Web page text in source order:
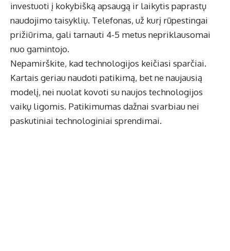
investuoti į kokybišką apsaugą ir laikytis paprastų
naudojimo taisyklių. Telefonas, už kurį rūpestingai
prižiūrima, gali tarnauti 4-5 metus nepriklausomai
nuo gamintojo.
Nepamirškite, kad technologijos keičiasi sparčiai.
Kartais geriau naudoti patikimą, bet ne naujausią
modelį, nei nuolat kovoti su naujos technologijos
vaikų ligomis. Patikimumas dažnai svarbiau nei
paskutiniai technologiniai sprendimai.